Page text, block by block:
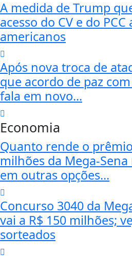
A medida de Trump
acesso do CV e do PCC
americanos
Após nova troca de
que acordo de paz
fala em novo...
Economia
Quanto rende o
milhões da Mega-
em outras opções...
Concurso 3040 da
vai a R$ 150 milhões;
sorteados